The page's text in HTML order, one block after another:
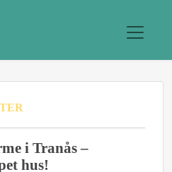
i Tranås –
hus!